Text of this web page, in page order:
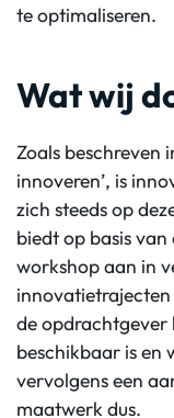
te optimaliseren.
Wat wij
Zoals beschreven
innoveren’, is
zich steeds op
biedt op basis
workshop aan in
de opdrachtgever
beschikbaar is en
vervolgens een
maatwerk dus.